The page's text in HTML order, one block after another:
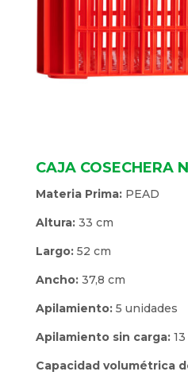
CAJA COSECHERA
Materia Prima:PEAD
Altura: 33 cm
Largo:52 cm
Ancho:37,8 cm
Apilamiento:5 unidades
Apilamiento sin carga:13
Capacidad volumétrica